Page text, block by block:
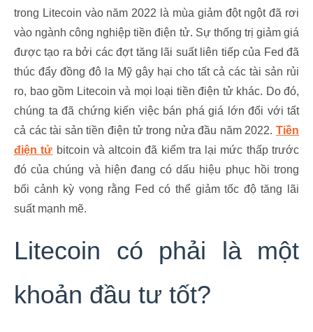
trong Litecoin vào năm 2022 là mùa giảm đột ngột đã rơi
vào ngành công nghiệp tiền điện tử. Sự thống trị giảm giá
được tạo ra bởi các đợt tăng lãi suất liên tiếp của Fed đã
thúc đẩy đồng đô la Mỹ gây hại cho tất cả các tài sản rủi
ro, bao gồm Litecoin và mọi loại tiền điện tử khác. Do đó,
chúng ta đã chứng kiến việc bán phá giá lớn đối với tất
cả các tài sản tiền điện tử trong nửa đầu năm 2022. Tiền
điện tử bitcoin và altcoin đã kiểm tra lại mức thấp trước
đó của chúng và hiện đang có dấu hiệu phục hồi trong
bối cảnh kỳ vọng rằng Fed có thể giảm tốc độ tăng lãi
suất mạnh mẽ.
Litecoin có phải là một
khoản đầu tư tốt?